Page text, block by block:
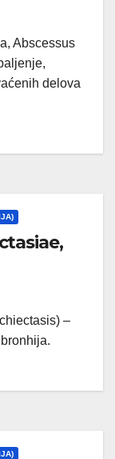
Abscessus
delova
–